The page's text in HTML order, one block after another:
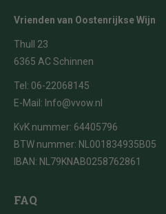
Vrienden van Oostenrijkse Wijn
Thull 23
6365 AC Schinnen
Tel: 06-22068145
E-Mail: Info@vvow.nl
KvK nummer: 64405796
BTW nummer: NL001834935B05
IBAN: NL79KNAB0258762861
FAQ